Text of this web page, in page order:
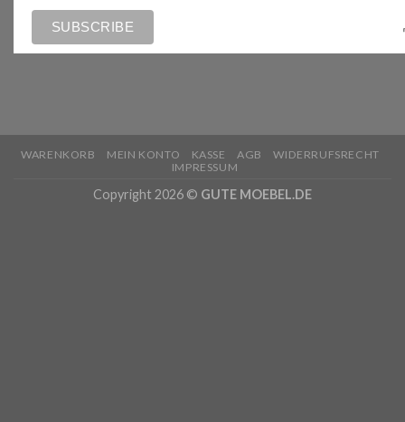
WARENKORB MEIN KONTO KASSE AGB
WIDERRUFSRECHT
IMPRESSUM
Copyright 2026 © GUTE MOEBEL.DE